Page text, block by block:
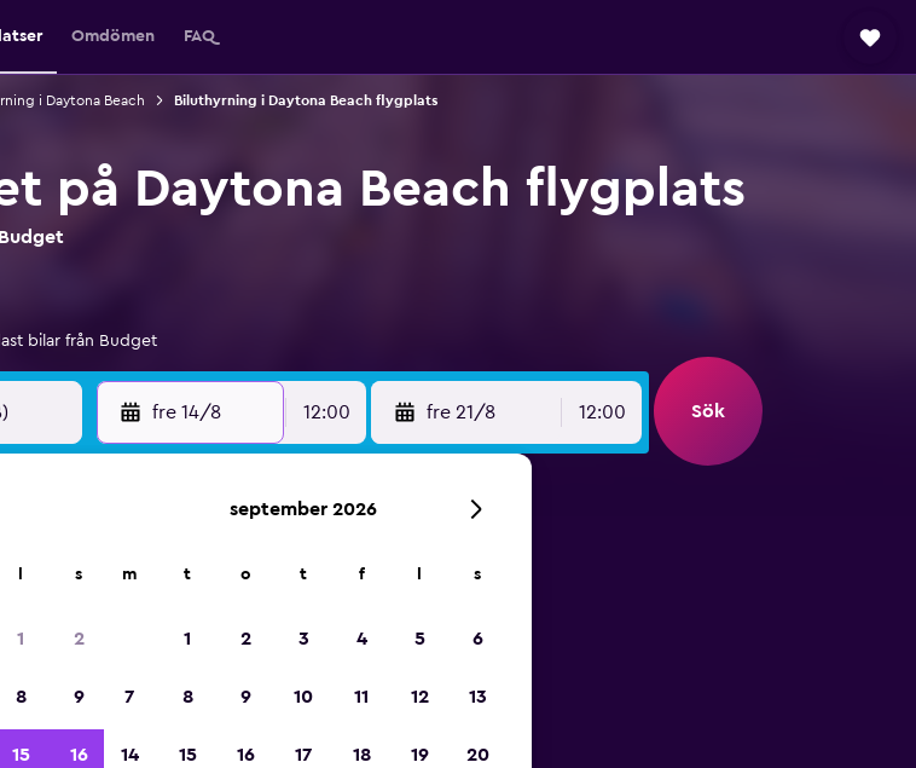
Omdömen FAQ
i Daytona Beach Biluthyrning i Daytona Beach flygplats
på Daytona Beach flygplats
bilar från Budget
fre 14/8 12:00 fre 21/8 12:00 Sök
2023
s
1 2
8 9
15 16
september 2026
m t o t f s
1 2 3 4 5 6
7 8 9 10 11 12 13
14 15 16 17 18 19 20